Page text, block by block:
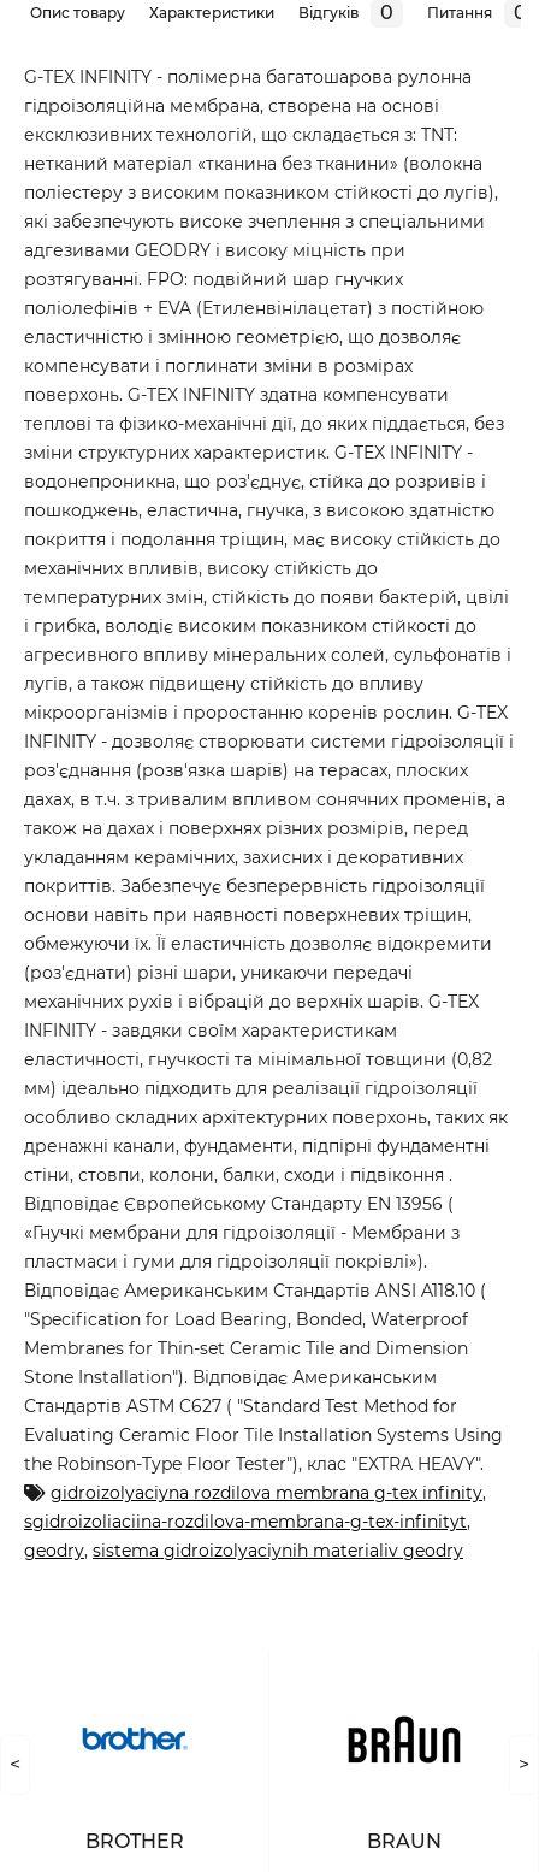
Опис товару Характеристики Відгуків 0 Питання 0
G-TEX INFINITY - полімерна багатошарова рулонна
гідроізоляційна мембрана, створена на основі
ексклюзивних технологій, що складається з: TNT:
нетканий матеріал «тканина без тканини» (волокна
поліестеру з високим показником стійкості до лугів),
які забезпечують високе зчеплення з спеціальними
адгезивами GEODRY і високу міцність при
розтягуванні. FPO: подвійний шар гнучких
поліолефінів + EVA (Етиленвінілацетат) з постійною
еластичністю і змінною геометрією, що дозволяє
компенсувати і поглинати зміни в розмірах
поверхонь. G-TEX INFINITY здатна компенсувати
теплові та фізико-механічні дії, до яких піддається, без
зміни структурних характеристик. G-TEX INFINITY -
водонепроникна, що роз'єднує, стійка до розривів і
пошкоджень, еластична, гнучка, з високою здатністю
покриття і подолання тріщин, має високу стійкість до
механічних впливів, високу стійкість до
температурних змін, стійкість до появи бактерій, цвілі
і грибка, володіє високим показником стійкості до
агресивного впливу мінеральних солей, сульфонатів і
лугів, а також підвищену стійкість до впливу
мікроорганізмів і проростанню коренів рослин. G-TEX
INFINITY - дозволяє створювати системи гідроізоляції і
роз'єднання (розв'язка шарів) на терасах, плоских
дахах, в т.ч. з тривалим впливом сонячних променів, а
також на дахах і поверхнях різних розмірів, перед
укладанням керамічних, захисних і декоративних
покриттів. Забезпечує безперервність гідроізоляції
основи навіть при наявності поверхневих тріщин,
обмежуючи їх. Її еластичність дозволяє відокремити
(роз'єднати) різні шари, уникаючи передачі
механічних рухів і вібрацій до верхніх шарів. G-TEX
INFINITY - завдяки своїм характеристикам
еластичності, гнучкості та мінімальної товщини (0,82
мм) ідеально підходить для реалізації гідроізоляції
особливо складних архітектурних поверхонь, таких як
дренажні канали, фундаменти, підпірні фундаментні
стіни, стовпи, колони, балки, сходи і підвіконня .
Відповідає Європейському Стандарту EN 13956 (
«Гнучкі мембрани для гідроізоляції - Мембрани з
пластмаси і гуми для гідроізоляції покрівлі»).
Відповідає Американським Стандартів ANSI A118.10 (
"Specification for Load Bearing, Bonded, Waterproof
Membranes for Thin-set Ceramic Tile and Dimension
Stone Installation"). Відповідає Американським
Стандартів ASTM C627 ( "Standard Test Method for
Evaluating Ceramic Floor Tile Installation Systems Using
the Robinson-Type Floor Tester"), клас "EXTRA HEAVY".
gidroizolyaciyna rozdilova membrana g-tex infinity,
sgidroizoliaciina-rozdilova-membrana-g-tex-infinityt,
geodry, sistema gidroizolyaciynih materialiv geodry
<
BROTHER BRAUN
>